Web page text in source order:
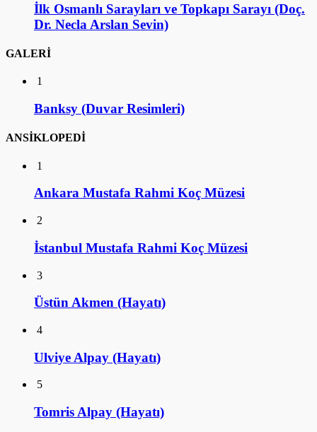
İlk Osmanlı Sarayları ve Topkapı Sarayı (Doç.
Dr. Necla Arslan Sevin)
GALERİ
1
Banksy (Duvar Resimleri)
ANSİKLOPEDİ
1
Ankara Mustafa Rahmi Koç Müzesi
2
İstanbul Mustafa Rahmi Koç Müzesi
3
Üstün Akmen (Hayatı)
4
Ulviye Alpay (Hayatı)
5
Tomris Alpay (Hayatı)